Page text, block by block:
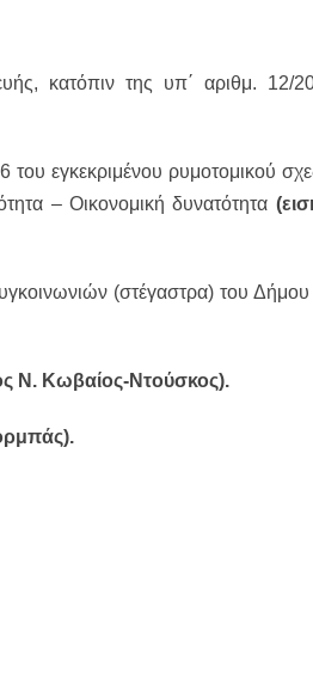
κατόπιν της υπ΄ αριθμ. 12/
εγκεκριμένου ρυμοτομικού
– Οικονομική δυνατότητα
(στέγαστρα) του
Ν. Κωβαίος-Ντούσκος).